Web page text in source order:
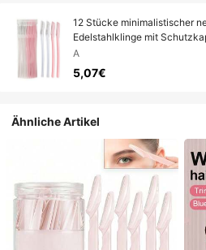
12 Stücke minimalistischer
Edelstahlklinge mit
Gesichts-Haarentferner,
für Zuhause, Salon, Reisen,
Vatertag, Abschlussgeschenk
A
5,07€
Ähnliche Artikel